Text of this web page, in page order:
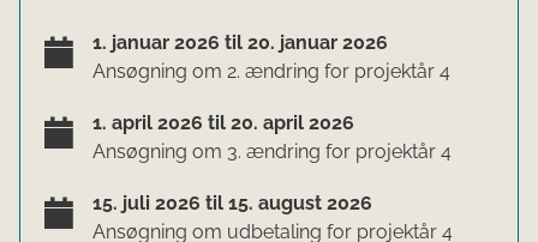
1. januar 2026 til 20. januar 2026
Ansøgning om 2. ændring for projektår 4
1. april 2026 til 20. april 2026
Ansøgning om 3. ændring for projektår 4
15. juli 2026 til 15. august 2026
Ansøgning om udbetaling for projektår 4